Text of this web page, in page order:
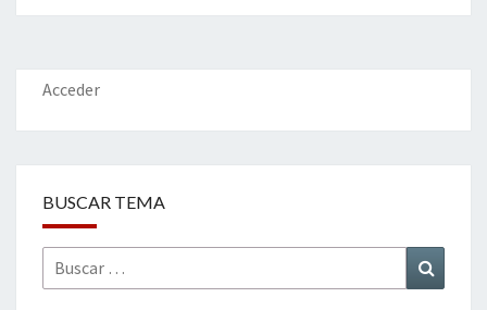
o
o
k
er dI
n
l
p
ar
Acceder
BUSCAR TEMA
Buscar
por: